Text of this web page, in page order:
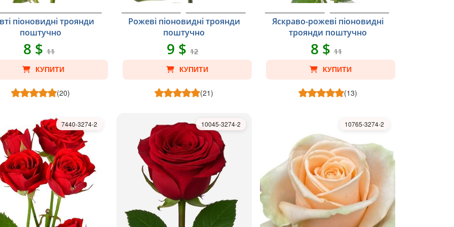
піоновидні троянди
поштучно
8 $11
КУПИТИ
(20)
Рожеві піоновидні троянди
поштучно
9 $12
КУПИТИ
(21)
Яскраво-рожеві піоновидні
троянди поштучно
8 $11
КУПИТИ
(13)
7440-3274-2 10045-3274-2 10765-3274-2